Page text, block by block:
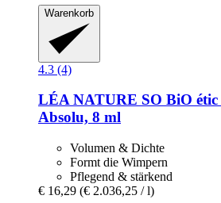
Warenkorb
4.3 (4)
LÉA NATURE SO BiO étic
Absolu, 8 ml
Volumen & Dichte
Formt die Wimpern
Pflegend & stärkend
€ 16,29 (€ 2.036,25 / l)